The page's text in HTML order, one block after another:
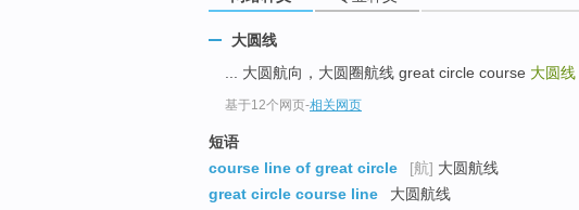
大圆线
... 大圆航向，大圆圈航线 great circle course 大圆线
基于12个网页-相关网页
短语
course line of great circle
[航] 大圆航线
great circle course line
大圆航线